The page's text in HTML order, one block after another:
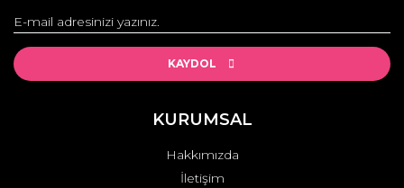
KAYDOL
KURUMSAL
Hakkımızda
İletişim